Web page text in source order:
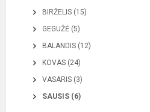
BIRŽELIS (15)
GEGUŽĖ (5)
BALANDIS (12)
KOVAS (24)
VASARIS (3)
SAUSIS (6)